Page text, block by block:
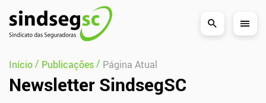
Pular Navegação (s)
Início/ Publicações/ Página Atual
Newsletter SindsegSC